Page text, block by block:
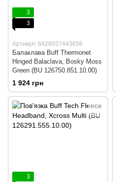
3
3
Артикул: 8428927443656
Балаклава Buff Thermonet
Hinged Balaclava, Bosky Moss
Green (BU 126750.851.10.00)
1 924 грн
3